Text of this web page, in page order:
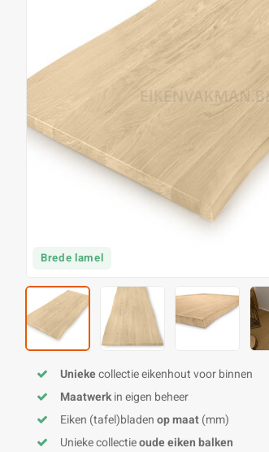
Brede lamel
Uniekecollectie eikenhout voor binnen
Maatwerkin eigen beheer
Eiken (tafel)bladenop maat(mm)
Unieke collectieoude eiken balken